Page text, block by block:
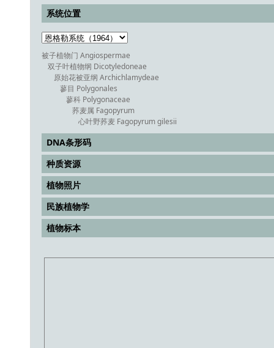
系统位置
被子植物门 Angiospermae
双子叶植物纲 Dicotyledoneae
原始花被亚纲 Archichlamydeae
蓼目 Polygonales
蓼科 Polygonaceae
荞麦属 Fagopyrum
心叶野荞麦 Fagopyrum gilesii
DNA条形码
种质资源
植物照片
民族植物学
植物标本